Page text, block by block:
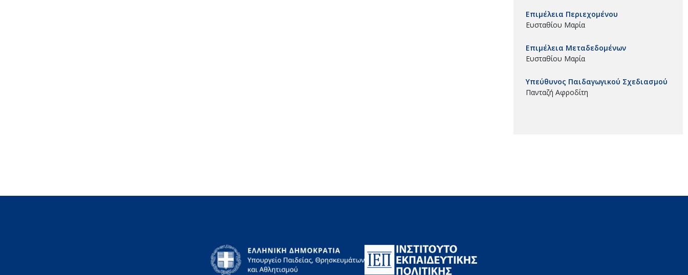
Επιμέλεια Περιεχομένου
Ευσταθίου Μαρία
Επιμέλεια Μεταδεδομένων
Ευσταθίου Μαρία
Υπεύθυνος Παιδαγωγικού Σχεδιασμού
Πανταζή Αφροδίτη